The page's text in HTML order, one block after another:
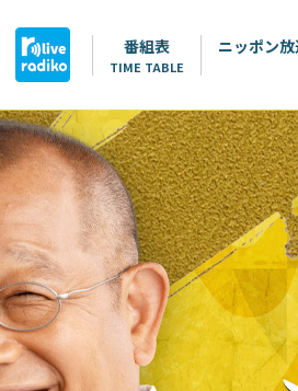
番組表
TIME TABLE
ニッポン